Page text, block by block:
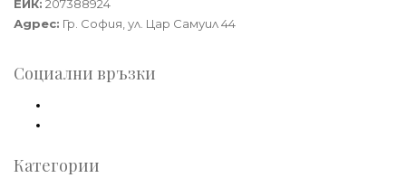
ЕИК: 207388924
Адрес: Гр. София, ул. Цар Самуил 44
Социални връзки
Категории